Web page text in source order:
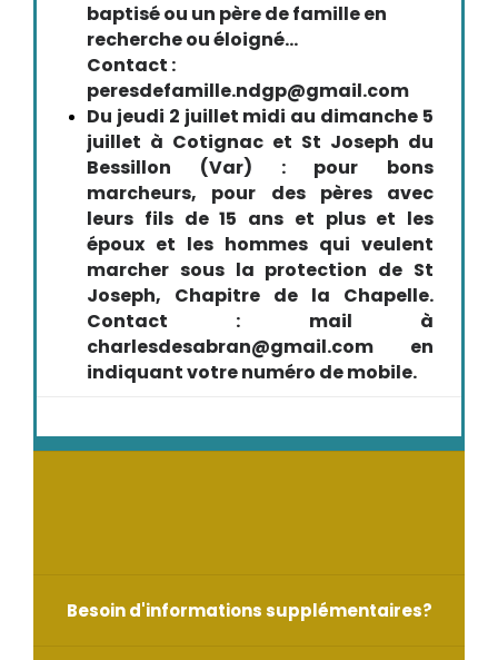
baptisé ou un père de famille en
recherche ou éloigné...
Contact :
peresdefamille.ndgp@gmail.com
Du jeudi 2 juillet midi au dimanche 5
juillet à Cotignac et St Joseph du
Bessillon (Var) : pour bons
marcheurs, pour des pères avec
leurs fils de 15 ans et plus et les
époux et les hommes qui veulent
marcher sous la protection de St
Joseph, Chapitre de la Chapelle.
Contact : mail à
charlesdesabran@gmail.com en
indiquant votre numéro de mobile.
Besoin d'informations supplémentaires?